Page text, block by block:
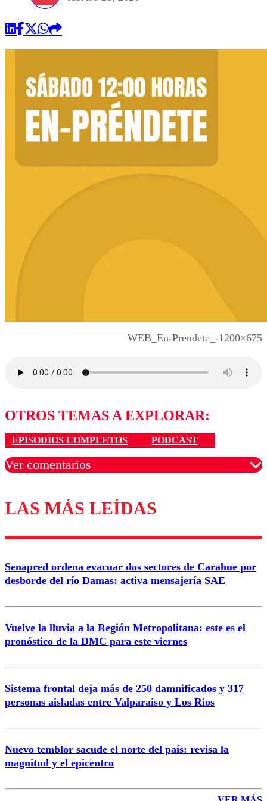
WEB_En-Prendete_-1200×675
OTROS TEMAS A EXPLORAR:
EPISODIOS COMPLETOS PODCAST
Ver comentarios
Los comentarios son moderados para garantizar un
diálogo respetuoso.
Nombre
Correo
Enviar comentario
LAS MÁS LEÍDAS
Senapred ordena evacuar dos sectores de Carahue por
desborde del río Damas: activa mensajería SAE
Vuelve la lluvia a la Región Metropolitana: este es el
pronóstico de la DMC para este viernes
Sistema frontal deja más de 250 damnificados y 317
personas aisladas entre Valparaíso y Los Ríos
Nuevo temblor sacude el norte del país: revisa la
magnitud y el epicentro